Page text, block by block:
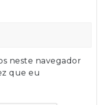
neste navegador
que eu